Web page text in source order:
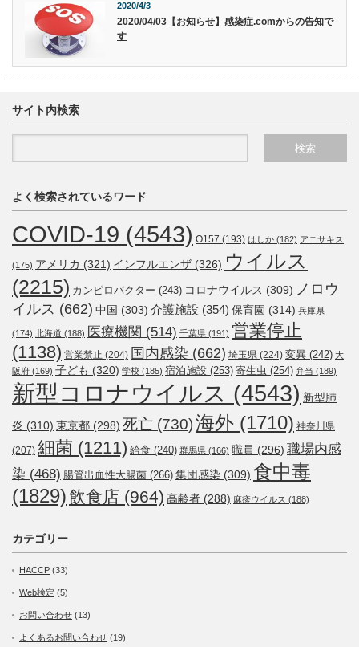
2020/4/3
2020/04/03【お知らせ】感染症.comからの告知で
す
サイト内検索
よく検索されているワード
COVID-19 (4543) O157 (193) はしか (182) アニサキス
(175) アメリカ (321) インフルエンザ (326) ウイルス
(2215) カンピロバクター (243) コロナウイルス (309) ノロウ
イルス (662) 中国 (303) 介護施設 (354) 保育園 (314) 兵庫県
(174) 北海道 (188) 医療機関 (514) 千葉県 (191) 営業停止
(1138) 営業禁止 (204) 国内感染 (662) 埼玉県 (224) 変異 (242) 大
阪府 (169) 子ども (320) 学校 (185) 宿泊施設 (253) 寄生虫 (254) 弁当 (189)
新型コロナウイルス (4543) 新型肺
炎 (310) 東京都 (298) 死亡 (730)海外 (1710) 神奈川県
(207) 細菌 (1211) 給食 (240) 群馬県 (166) 職員 (296) 職場内感
染 (468) 腸管出血性大腸菌 (266) 集団感染 (309) 食中毒
(1829)飲食店 (964) 高齢者 (288) 麻疹ウイルス (188)
カテゴリー
HACCP (33)
Web検定 (5)
お問い合わせ (13)
よくあるお問い合わせ (19)